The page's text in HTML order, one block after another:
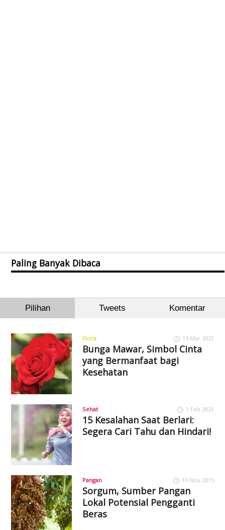
Paling Banyak Dibaca
Pilihan Tweets Komentar
Flora 13 Mar 2021
Bunga Mawar, Simbol Cinta
yang Bermanfaat bagi
Kesehatan
Sehat 1 Feb 2021
15 Kesalahan Saat Berlari:
Segera Cari Tahu dan Hindari!
Pangan 10 Nov 2015
Sorgum, Sumber Pangan
Lokal Potensial Pengganti
Beras